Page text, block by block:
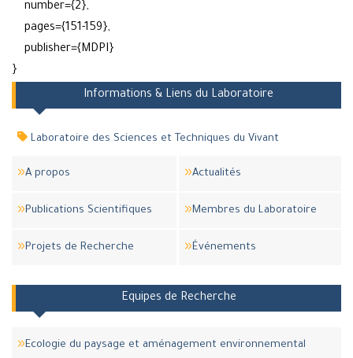
number={2},
pages={151-159},
publisher={MDPI}
}
Informations & Liens du Laboratoire
Laboratoire des Sciences et Techniques du Vivant
A propos Actualités
Publications Scientifiques Membres du Laboratoire
Projets de Recherche Événements
Equipes de Recherche
Ecologie du paysage et aménagement environnemental